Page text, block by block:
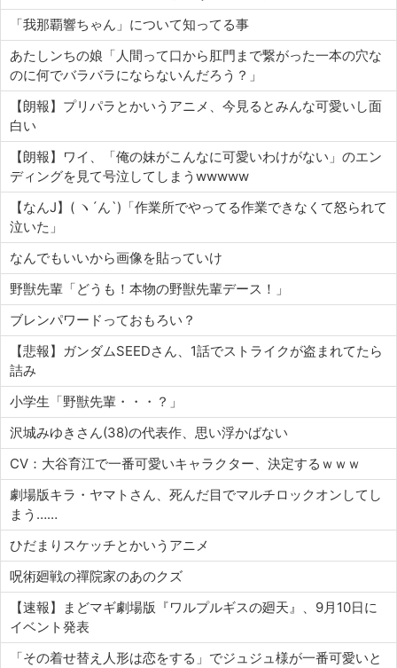
「我那覇響ちゃん」について知ってる事
あたしンちの娘「人間って口から肛門まで繋がった一本の穴な
のに何でバラバラにならないんだろう？」
【朗報】プリパラとかいうアニメ、今見るとみんな可愛いし面
白い
【朗報】ワイ、「俺の妹がこんなに可愛いわけがない」のエン
ディングを見て号泣してしまうwwwww
【なんJ】( ヽ´ん`)「作業所でやってる作業できなくて怒られて
泣いた」
なんでもいいから画像を貼っていけ
野獣先輩「どうも！本物の野獣先輩デース！」
ブレンパワードっておもろい？
【悲報】ガンダムSEEDさん、1話でストライクが盗まれてたら
詰み
小学生「野獣先輩・・・？」
沢城みゆきさん(38)の代表作、思い浮かばない
CV：大谷育江で一番可愛いキャラクター、決定するｗｗｗ
劇場版キラ・ヤマトさん、死んだ目でマルチロックオンしてし
まう……
ひだまりスケッチとかいうアニメ
呪術廻戦の禪院家のあのクズ
【速報】まどマギ劇場版『ワルプルギスの廻天』、9月10日に
イベント発表
「その着せ替え人形は恋をする」でジュジュ様が一番可愛いと